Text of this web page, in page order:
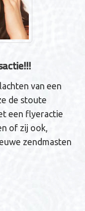
van een
de stoute
een flyeractie
of zij ook,
zendmasten